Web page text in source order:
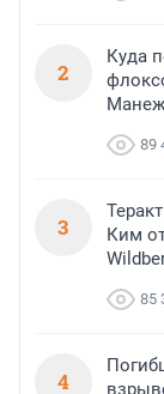
2
Куда
89
3
Ким
85
4